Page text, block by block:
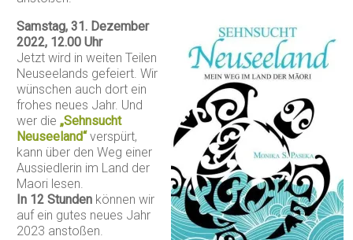
Samstag, 31. Dezember
2022, 12.00 Uhr
Jetzt wird in weiten Teilen
Neuseelands gefeiert. Wir
wünschen auch dort ein
frohes neues Jahr. Und
wer die„Sehnsucht
Neuseeland“ verspürt,
kann über den Weg einer
Aussiedlerin im Land der
Maori lesen.
In 12 Stunden können wir
auf ein gutes neues Jahr
2023 anstoßen.